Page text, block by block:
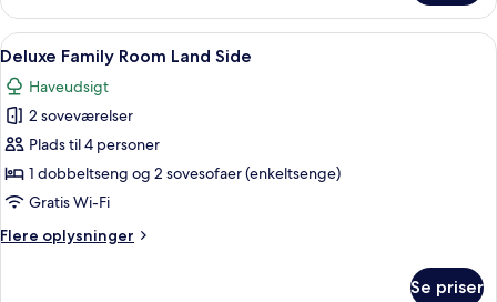
Standart
Sea
View
Jacuzzi
Indlæs
alle
billeder
af
Deluxe
Family
Room
Side
Et moderne hotelværelse med en
5
Deluxe Family Room Land Side
Haveudsigt
2 soveværelser
Plads til 4 personer
1 dobbeltseng og 2 sovesofaer (enkeltsenge)
Gratis Wi-Fi
Flere oplysninger
Flere
Se priser